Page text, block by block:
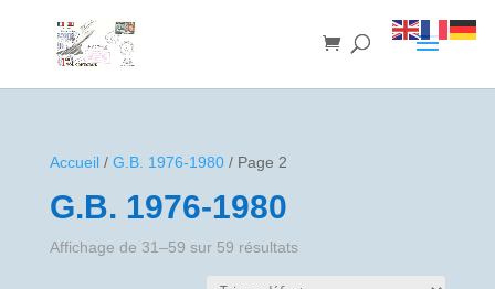
Accueil/ G.B. 1976-1980/ Page 2
G.B. 1976-1980
Affichage de 31–59 sur 59 résultats